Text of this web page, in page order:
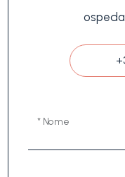
* Nome